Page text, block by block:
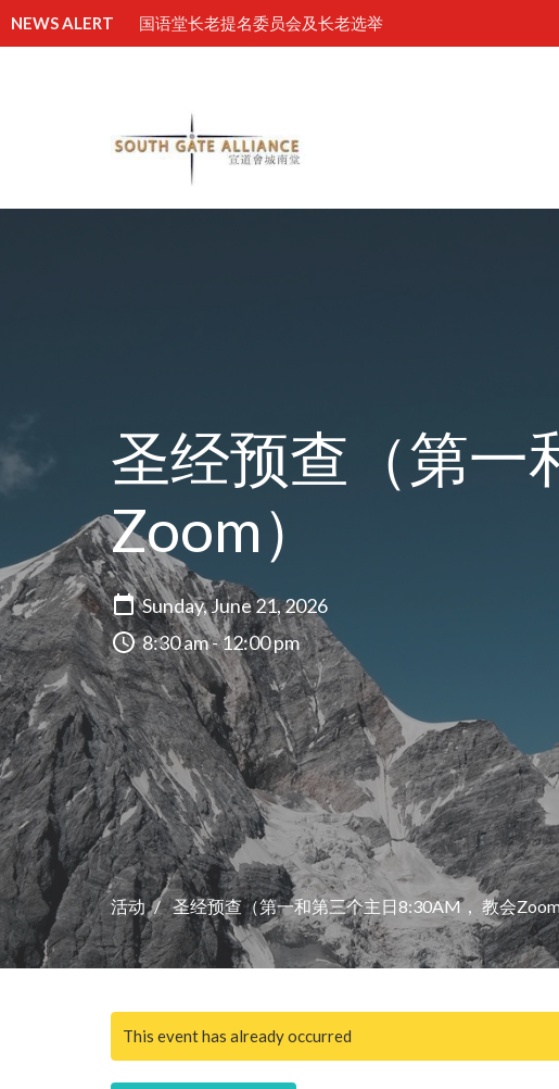
NEWS ALERT 国语堂长老提名委员会及长老选举
圣经预查（第一
Zoom）
Sunday, June 21, 2026
8:30 am - 12:00 pm
活动 圣经预查（第一和第三个主日8:30AM， 教会
This event has already occurred